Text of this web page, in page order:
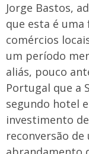
Jorge Bastos,
que esta é uma
comércios
um período
aliás, pouco
Portugal que a
segundo hotel
investimento
reconversão